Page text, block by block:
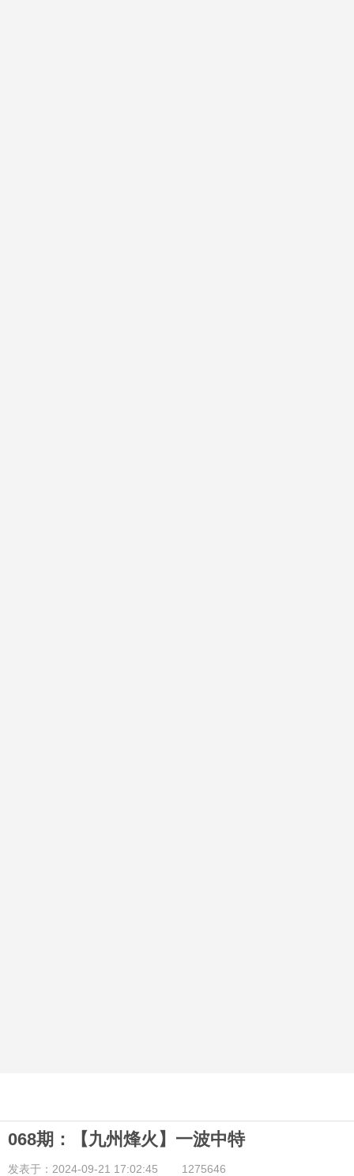
068期：【九州烽火】一波中特
发表于：2024-09-21 17:02:45 1275646